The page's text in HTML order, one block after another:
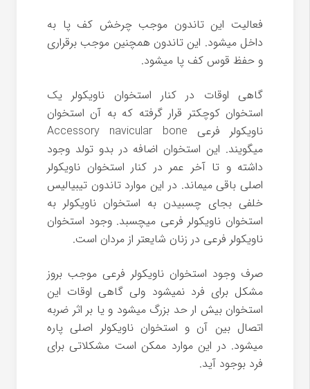
فعالیت این تاندون موجب چرخش کف پا به
داخل میشود. این تاندون همچنین موجب برقراری
و حفظ قوس کف پا میشود.
گاهی اوقات در کنار استخوان ناویکولر یک
استخوان کوچکتر قرار گرفته که به آن استخوان
ناویکولر فرعی Accessory navicular bone
میگویند. این استخوان اضافه در بدو تولد وجود
داشته و تا آخر عمر در کنار استخوان ناویکولر
اصلی باقی میماند. در این موارد تاندون تیبیالیس
خلفی بجای چسبیدن به استخوان ناویکولر به
استخوان ناویکولر فرعی میچسبد. وجود استخوان
ناویکولر فرعی در زنان شایعتر از مردان است.
صرف وجود استخوان ناویکولر فرعی موجب بروز
مشکل برای فرد نمیشود ولی گاهی اوقات این
استخوان بیش ار حد بزرگ میشود و یا بر اثر ضربه
اتصال بین آن و استخوان ناویکولر اصلی پاره
میشود. در این موارد ممکن است مشکلاتی برای
فرد بوجود آید.